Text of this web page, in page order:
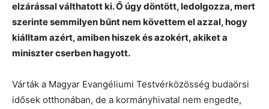
elzárással válthatott ki. Ő úgy döntött, ledolgozza, mert
szerinte semmilyen bűnt nem követtem el azzal, hogy
kiálltam azért, amiben hiszek és azokért, akiket a
miniszter cserben hagyott.
Várták a Magyar Evangéliumi Testvérközösség budaörsi
idősek otthonában, de a kormányhivatal nem engedte,